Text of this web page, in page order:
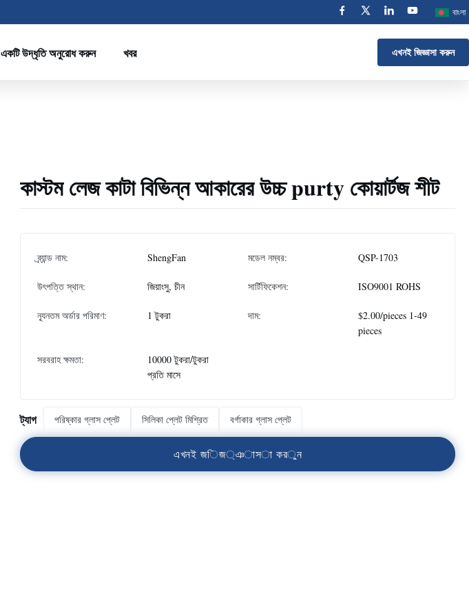
বাংলা
একটি উদ্ধৃতি অনুরোধ করুন খবর এখনই জিজ্ঞাসা করুন
কাস্টম লেজ কাটা বিভিন্ন আকারের উচ্চ purty কোয়ার্টজ শীট
ব্র্যান্ড নাম: ShengFan মডেল নম্বর: QSP-1703
উৎপত্তি স্থান: জিয়াংসু, চীন সার্টিফিকেশন: ISO9001 ROHS
ন্যূনতম অর্ডার পরিমাণ: 1 টুকরা দাম:
$2.00/pieces 1-49
pieces
সরবরাহ ক্ষমতা:
10000 টুকরা/টুকরা
প্রতি মাসে
ট্যাগ পরিষ্কার গ্লাস প্লেট সিলিকা প্লেট মিশ্রিত বর্গাকার গ্লাস প্লেট
এখনই জিজ্ঞাসা করুন